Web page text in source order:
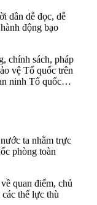
dân dễ đọc, dễ
động bạo
chính sách, pháp
vệ Tổ quốc trên
ninh Tổ quốc…
ta nhằm trực
phòng toàn
quan điểm, chủ
thế lực thù